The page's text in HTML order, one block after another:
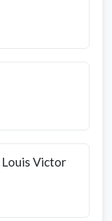
Louis Victor